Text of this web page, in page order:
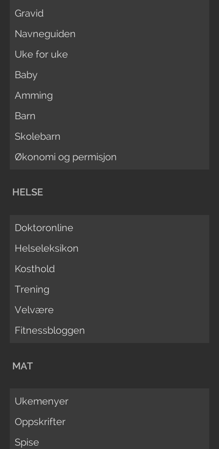
Gravid
Navneguiden
Uke for uke
Baby
Amming
Barn
Skolebarn
Økonomi og permisjon
HELSE
Doktoronline
Helseleksikon
Kosthold
Trening
Velvære
Fitnessbloggen
MAT
Ukemenyer
Oppskrifter
Spise